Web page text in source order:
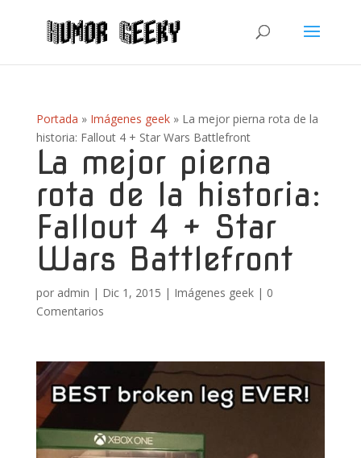
Portada » Imágenes geek» La mejor pierna rota de la
historia: Fallout 4 + Star Wars Battlefront
La mejor pierna
rota de la historia:
Fallout 4 + Star
Wars Battlefront
por admin | Dic 1, 2015 | Imágenes geek| 0
Comentarios